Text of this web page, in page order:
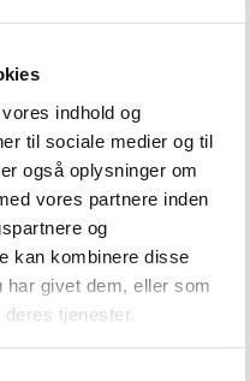
indhold og
til sociale medier og til
også oplysninger om
vores partnere inden
og
kan kombinere disse
har givet dem, eller som
tjenester.
til Ringsted blev truffet i
geografisk flytning af statslige
arbejdspladser tættere på